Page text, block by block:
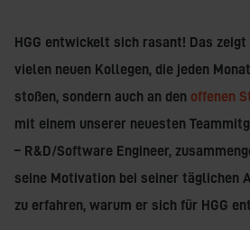
HGG entwickelt sich rasant! Das
vielen neuen Kollegen, die jeden
stoßen, sondern auch an den offenen
mit einem unserer neuesten
– R&D/Software Engineer,
seine Motivation bei seiner täglichen
zu erfahren, warum er sich für HGG